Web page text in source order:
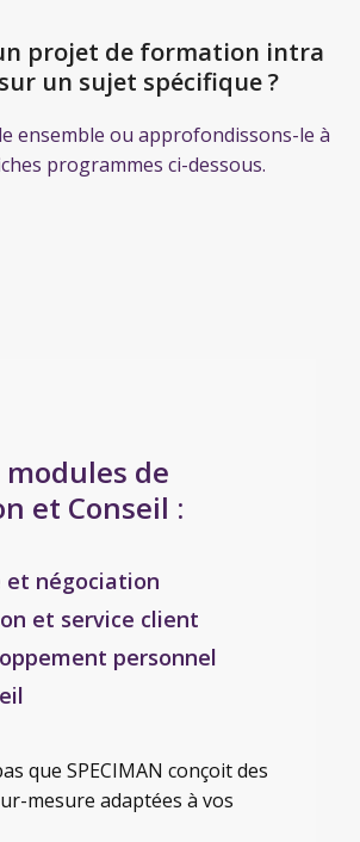
projet de formation intra
un sujet spécifique ?
ensemble ou approfondissons-le à
programmes ci-dessous.
de
et Conseil :
et négociation
et service client
personnel
que SPECIMAN conçoit des
mesure adaptées à vos